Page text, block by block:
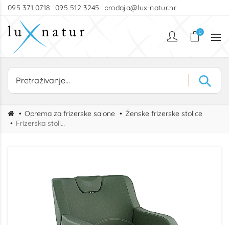
095 371 0718 095 512 3245 prodaja@lux-natur.hr
0
Oprema za frizerske salone
Ženske frizerske stolice
Frizerska stolica Lotus Makeup Rl